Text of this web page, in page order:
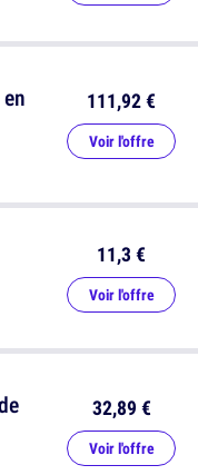
11,3 €
Voir l'offre
32,89 €
Voir l'offre
111,92 €
Voir l'offre